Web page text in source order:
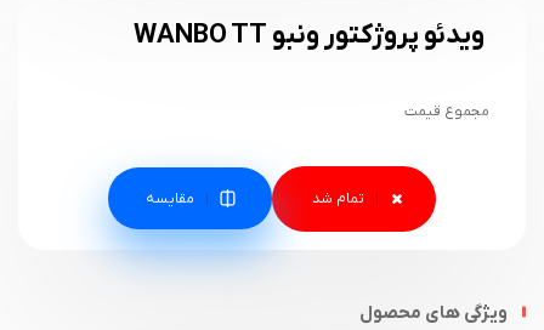
ویدئو پروژکتور ونبو WANBO TT
مجموع قیمت
مقایسه
ویژگی های محصول